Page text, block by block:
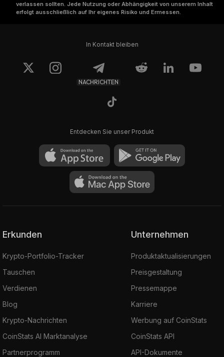
verlassen sollten. Jede Nutzung oder Abhängigkeit von unserem Inhalt
erfolgt ausschließlich auf Ihr eigenes Risiko und Ermessen.
In Kontakt bleiben
NACHRICHTEN
Entdecken Sie unser Produkt
Erkunden
Krypto-Portfolio-Tracker
Tauschen
Verdienen
Blog
Krypto-Nachrichten
CoinStats AI Marktanalyse
Partnerprogramm
Unternehmen
Produktaktualisierungen
Preisgestaltung
Pressemappe
Karriere
Werbung auf CoinStats
CoinStats API
API-Dokumente